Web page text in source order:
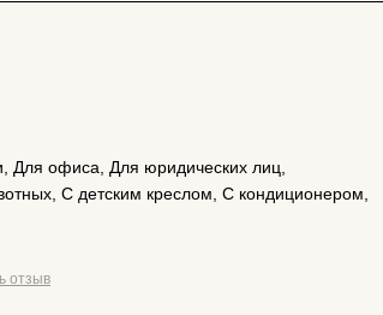
Для офиса, Для юридических лиц,
С детским креслом, С кондиционером,
отзыв